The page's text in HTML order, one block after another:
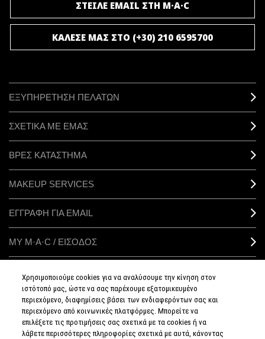
ΣΤΕΙΛΕ EMAIL ΣΤΗ M·A·C
ΚΑΛΕΣΕ ΜΑΣ ΣΤΟ (+30) 210 6595700
ΕΞΥΠΗΡΕΤΗΣΗ ΠΕΛΑΤΩΝ
ΣΧΕΤΙΚΑ ΜΕ ΕΜΑΣ
ΒΡΕΣ ΚΑΤΑΣΤΗΜΑ
MAKEUP SERVICES
ΕΓΓΡΑΦΗ ΓΙΑ EMAIL
ΜΥ M·A·C / ΕΙΣΟΔΟΣ
ΣΥΝΔΕΘΕΙΤΕ
Χρησιμοποιούμε cookies για να αναλύσουμε την κίνηση στον
ιστότοπό μας, ώστε να σας παρέχουμε εξατομικευμένο
περιεχόμενο, διαφημίσεις βάσει των ενδιαφερόντων σας και
περιεχόμενο από κοινωνικές πλατφόρμες. Μπορείτε να
επιλέξετε τις προτιμήσεις σας σχετικά με τα cookies ή να
λάβετε περισσότερες πληροφορίες σχετικά με αυτά, κάνοντας